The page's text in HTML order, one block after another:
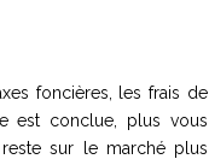
foncières, les frais de
est conclue, plus vous
sur le marché plus